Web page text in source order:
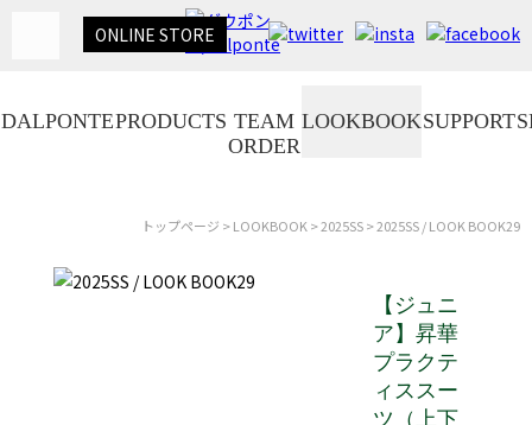
ONLINE STORE
DALPONTEPRODUCTS TEAM
ORDER
LOOKBOOKSUPPORT
トップページ >LOOKBOOK >2025SS> 2025SS / LOOK BOOK29
【ジュニ
ア】昇華
プラクテ
ィススー
ツ（上下